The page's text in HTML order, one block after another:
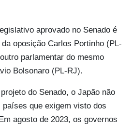
aprovado no Senado é
oposição Carlos Portinho (PL-
parlamentar do mesmo
Bolsonaro (PL-RJ).
do Senado, o Japão não
que exigem visto dos
agosto de 2023, os governos